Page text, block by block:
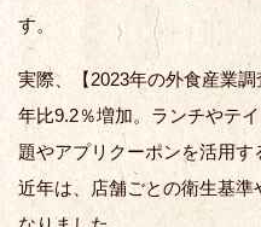
す。
実際、【2023年の外食産業
年比9.2％増加。ランチやテ
題やアプリクーポンを活用
近年は、店舗ごとの衛生基